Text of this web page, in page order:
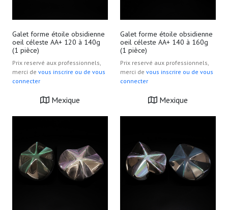
Galet forme étoile obsidienne
oeil céleste AA+ 120 à 140g
(1 pièce)
Prix reservé aux professionnels,
merci de vous inscrire ou de vous
connecter
Mexique
Galet forme étoile obsidienne
oeil céleste AA+ 140 à 160g
(1 pièce)
Prix reservé aux professionnels,
merci de vous inscrire ou de vous
connecter
Mexique